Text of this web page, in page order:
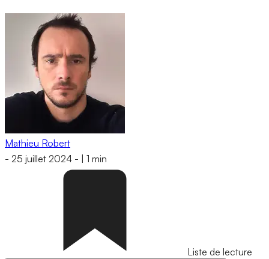
Mathieu Robert
- 25 juillet 2024 - 1 min
Liste de lecture